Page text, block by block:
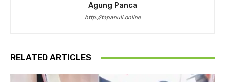
Agung Panca
http://tapanuli.online
RELATED ARTICLES